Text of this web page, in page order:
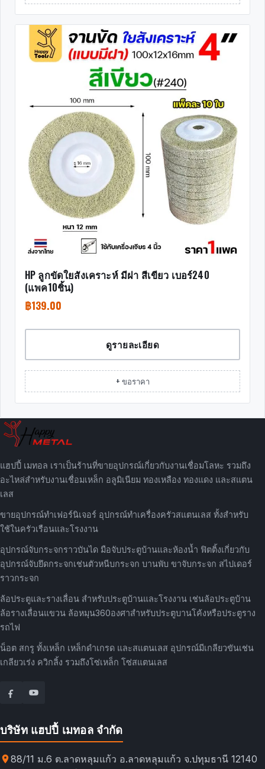
HP ลูกขัดใยสังเคราะห์ มีฝา สีเขียว เบอร์240
(แพค10ชิ้น)
฿139.00
ดูรายละเอียด
+ ขอราคา
แฮปปี้ เมทอล เราเป็นร้านที่ขายอุปกรณ์เกี่ยวกับงานเชื่อมโลหะ รวมถึง
อะไหล่สำหรับงานเชื่อมเหล็ก อลูมิเนียม ทองเหลือง ทองแดง และสแตน
เลส
ขายอุปกรณ์ทำเฟอร์นิเจอร์ อุปกรณ์ทำเครื่องครัวสแตนเลส ทั้งสำหรับ
ใช้ในครัวเรือนและโรงงาน
อุปกรณ์จับกระจกราวบันได มือจับประตูบ้านและห้องน้ำ ฟิตติ้งเกี่ยวกับ
อุปกรณ์จับยึดกระจกเช่นตัวหนีบกระจก บานพับ ขาจับกระจก สไปเดอร์
ราวกระจก
ล้อประตูและรางเลื่อน สำหรับประตูบ้านและโรงงาน เช่นล้อประตูบ้าน
ล้อรางเลื่อนแขวน ล้อหมุน360องศาสำหรับประตูบานโค้งหรือประตูราง
รถไฟ
น็อต สกรู ทั้งเหล็ก เหล็กดำเกรด และสแตนเลส อุปกรณ์มีเกลียวขันเช่น
เกลียวเร่ง ควิกลิ้ง รวมถึงโซ่เหล็ก โซ่สแตนเลส
บริษัท แฮปปี้ เมทอล จำกัด
88/11 ม.6 ต.ลาดหลุมแก้ว อ.ลาดหลุมแก้ว จ.ปทุมธานี 12140